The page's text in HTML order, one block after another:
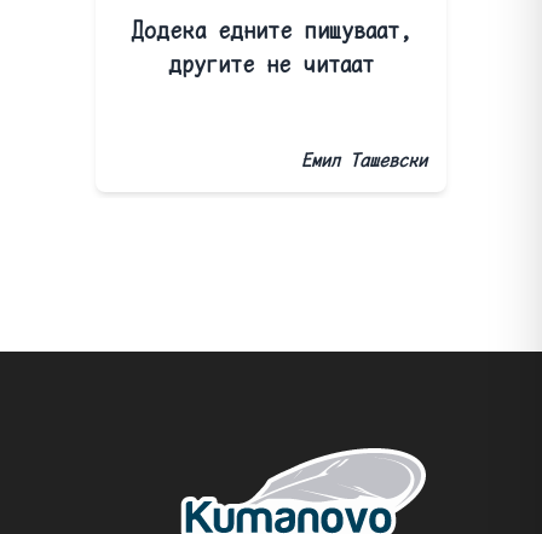
Додека едните пишуваат,
другите не читаат
Емил Ташевски